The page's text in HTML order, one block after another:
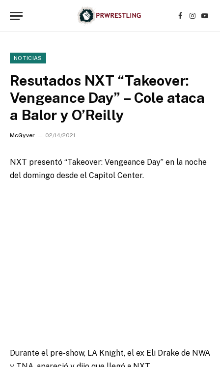
Facebook
NOTICIAS
Resutados NXT “Takeover:
Vengeance Day” – Cole ataca
a Balor y O’Reilly
McGyver 02/14/2021
NXT presentó “Takeover: Vengeance Day” en la noche
del domingo desde el Capitol Center.
Durante el pre-show, LA Knight, el ex Eli Drake de NWA